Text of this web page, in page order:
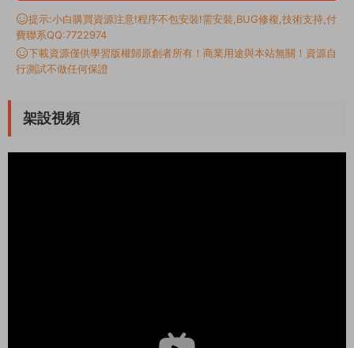
提示:小白購買資源注意!程序不包安裝!需安裝,BUG修複,技術支持,付
費聯系QQ:7722974
下載資源僅供學習版權歸原創者所有！商業用途與本站無關！資源自
行測試不做任何保證
架設視頻